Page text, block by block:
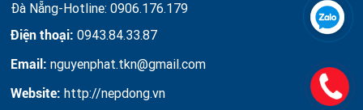
Đà Nẵng-Hotline: 0906.176.179
Điện thoại: 0943.84.33.87
Email: nguyenphat.tkn@gmail.com
Website: http://nepdong.vn